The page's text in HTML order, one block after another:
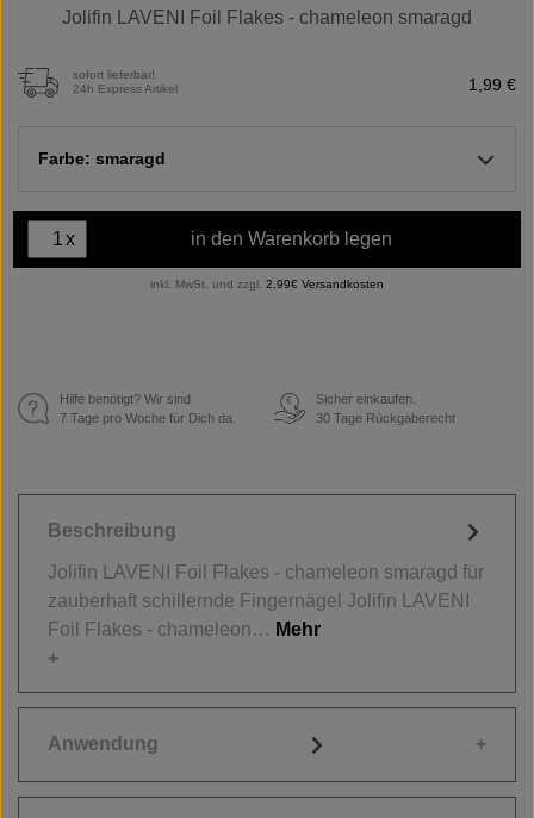
Jolifin LAVENI Foil Flakes - chameleon smaragd
sofort lieferbar!
24h Express Artikel
1,99 €
Farbe: smaragd
x in den Warenkorb legen
inkl. MwSt. und zzgl. 2,99€ Versandkosten
Hilfe benötigt? Wir sind
7 Tage pro Woche für Dich da.
€
Sicher einkaufen.
30 Tage Rückgaberecht
Beschreibung
Jolifin LAVENI Foil Flakes - chameleon smaragd für
zauberhaft schillernde Fingernägel Jolifin LAVENI
Foil Flakes - chameleon… Mehr
Anwendung